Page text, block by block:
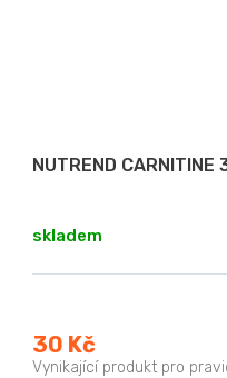
NUTREND CARNITINE
skladem
30 Kč
Vynikající produkt pro